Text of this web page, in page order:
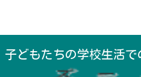
子どもたちの学校生活